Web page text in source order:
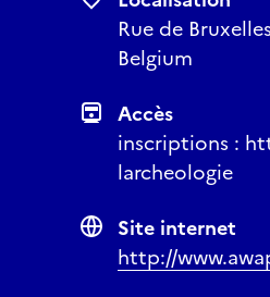
Rue de
Belgium
Accès
inscriptions :
larcheologie
Site internet
http://